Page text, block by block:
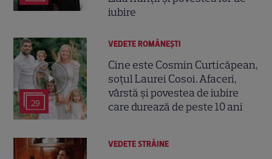
iubire
29
VEDETE ROMÂNEŞTI
Cine este Cosmin Curticăpean,
soțul Laurei Cosoi. Afaceri,
vârstă și povestea de iubire
care durează de peste 10 ani
VEDETE STRĂINE